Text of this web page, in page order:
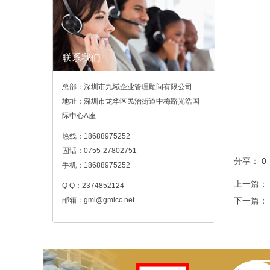
联系我们
总部：深圳市九域企业管理顾问有限公司
地址：深圳市龙华区民治街道中梅路光浩国
际中心A座
热线：18688975252
固话：0755-27802751
手机：18688975252
Q Q：2374852124
邮箱：gmi@gmicc.net
分享： 0
上一篇：
下一篇：